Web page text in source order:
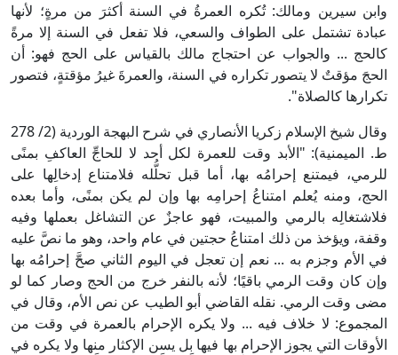
وابن سيرين ومالك: تُكره العمرةُ في السنة أكثرَ من مرةٍ؛ لأنها
عبادة تشتمل على الطواف والسعي، فلا تفعل في السنة إلا مرةً
كالحج ... والجواب عن احتجاج مالك بالقياس على الحج فهو: أن
الحجَ مؤقتٌ لا يتصور تكراره في السنة، والعمرةَ غيرُ مؤقتةٍ، فتصور
تكرارها كالصلاة".
وقال شيخ الإسلام زكريا الأنصاري في شرح البهجة الوردية (2/ 278
ط. الميمنية): "الأبد وقت للعمرة لكل أحد لا للحاجِّ العاكفِ بمنًى
للرمي، فيمتنع إحرامُه بها، أما قبل تحلُّله فلامتناع إدخالِها على
الحج، ومنه يُعلم امتناعُ إحرامِه بها وإن لم يكن بمنًى، وأما بعده
فلاشتغالِه بالرمي والمبيت، فهو عاجزٌ عن التشاغل بعملها وفيه
وقفة، ويؤخذ من ذلك امتناعُ حجتين في عام واحد، وهو ما نصَّ عليه
في الأم وجزم به ... نعم إن تعجل في اليوم الثاني صحَّ إحرامُه بها
وإن كان وقت الرمي باقيًا؛ لأنه بالنفر خرج من الحج وصار كما لو
مضى وقت الرمي. نقله القاضي أبو الطيب عن نص الأم، وقال في
المجموع: لا خلاف فيه ... ولا يكره الإحرام بالعمرة في وقت من
الأوقات التي يجوز الإحرام بها فيها بل يسن الإكثار منها ولا يكره في